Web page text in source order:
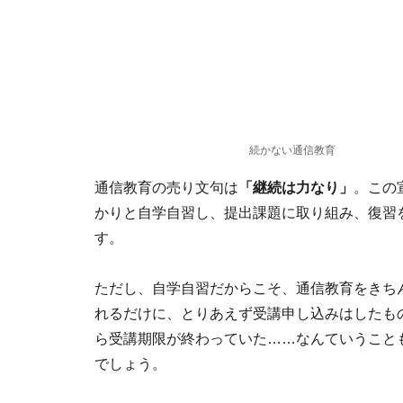
続かない通信教育
通信教育の売り文句は 「継続は力なり」 。この
かりと自学自習し、提出課題に取り組み、復
す。
ただし、自学自習だからこそ、通信教育をき
れるだけに、とりあえず受講申し込みはした
ら受講期限が終わっていた……なんていうこと
でしょう。